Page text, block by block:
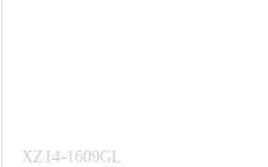
XZ14-1609GL